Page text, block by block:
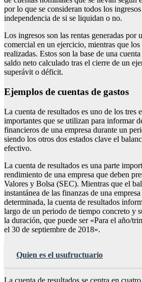
por lo que se consideran todos los
independencia de si se liquidan o no.
Los ingresos son las rentas generadas por
comercial en un ejercicio, mientras que los
realizadas. Estos son la base de una
saldo neto calculado tras el cierre de un
superávit o déficit.
Ejemplos de cuentas de gastos
La cuenta de resultados es uno de los tres
importantes que se utilizan para informar
financieros de una empresa durante un
siendo los otros dos estados clave el
efectivo.
La cuenta de resultados es una parte
rendimiento de una empresa que deben
Valores y Bolsa (SEC). Mientras que el
instantánea de las finanzas de una
determinada, la cuenta de resultados
largo de un periodo de tiempo concreto y
la duración, que puede ser «Para el año/
el 30 de septiembre de 2018».
Quien es el usufructuario
La cuenta de resultados se centra en